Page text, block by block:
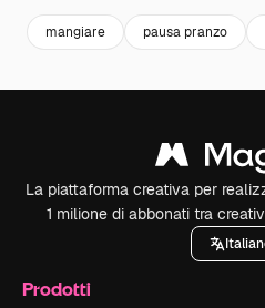
mangiare pausa pranzo
La piattaforma creativa per
1 milione di abbonati tra
Prodotti